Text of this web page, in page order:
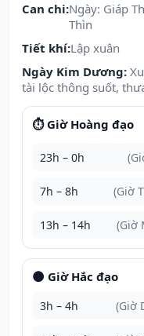
Can chi:Ngày: Giáp
Thìn
Tiết khí:Lập xuân
Ngày Kim Dương:
tài lộc thông suốt,
⏱️ Giờ Hoàng đạo
23h – 0h
7h – 8h (Giờ
13h – 14h (Giờ
🌑 Giờ Hắc đạo
3h – 4h (Giờ